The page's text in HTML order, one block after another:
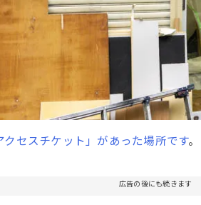
セスチケット」があった場所です。
広告の後にも続きます